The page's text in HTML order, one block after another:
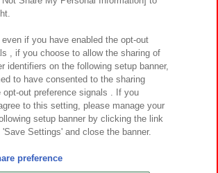
さまとともに
ント対応方針 よくあるご質問・お問い合わせ
©Bandai Namco Amusement Inc.
©Bandai Namco Amusement Lab Inc.
if you have enabled the opt-out
, if you choose to allow the sharing of
identifiers on the following setup banner,
to have consented to the sharing
opt-out preference signals . If you
to this setting, please manage your
setup banner by clicking the link
Settings' and close the banner.
preference